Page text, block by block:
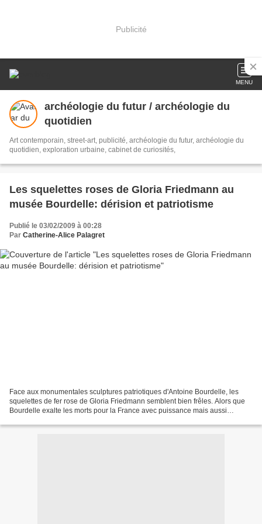
Publicité
MENU
archéologie du futur / archéologie du
quotidien
Art contemporain, street-art, publicité, archéologie du futur, archéologie du
quotidien, exploration urbaine, cabinet de curiosités,
Les squelettes roses de Gloria Friedmann au
musée Bourdelle: dérision et patriotisme
Publié le 03/02/2009 à 00:28
Par Catherine-Alice Palagret
Face aux monumentales sculptures patriotiques d'Antoine Bourdelle, les
squelettes de fer rose de Gloria Friedmann semblent bien frêles. Alors que
Bourdelle exalte les morts pour la France avec puissance mais aussi